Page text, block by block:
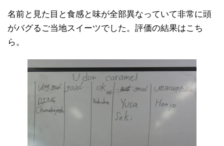
名前と見た目と食感と味が全部異なっていて非常に頭
がバグるご当地スイーツでした。評価の結果はこち
ら。